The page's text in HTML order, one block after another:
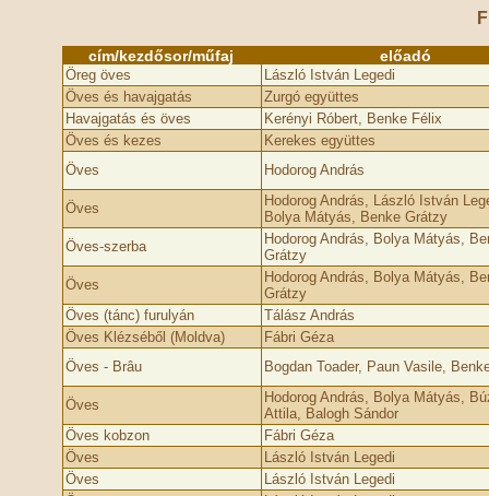
cím/kezdősor/műfaj előadó
Öreg öves
László István Legedi
Öves és havajgatás
Zurgó együttes
Havajgatás és öves
Kerényi Róbert, Benke Félix
Öves és kezes
Kerekes együttes
Öves
Hodorog András
Öves
Hodorog András, László István
Bolya Mátyás, Benke Grátzy
Öves-szerba
Hodorog András, Bolya Mátyás,
Grátzy
Öves
Hodorog András, Bolya Mátyás,
Grátzy
Öves (tánc) furulyán
Tálász András
Öves Klézséből (Moldva)
Fábri Géza
Öves - Brâu
Bogdan Toader, Paun Vasile,
Öves
Hodorog András, Bolya Mátyás,
Attila, Balogh Sándor
Öves kobzon
Fábri Géza
Öves
László István Legedi
Öves
László István Legedi